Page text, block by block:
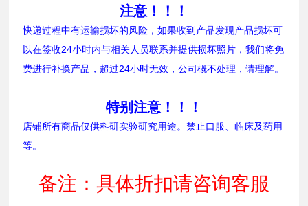
注意！！！
快递过程中有运输损坏的风险，如果收到产品发现产品损坏可
以在签收24小时内与相关人员联系并提供损坏照片，我们将免
费进行补换产品，超过24小时无效，公司概不处理，请理解。
特别注意！！！
店铺所有商品仅供科研实验研究用途。禁止口服、临床及药用
等。
备注：具体折扣请咨询客服